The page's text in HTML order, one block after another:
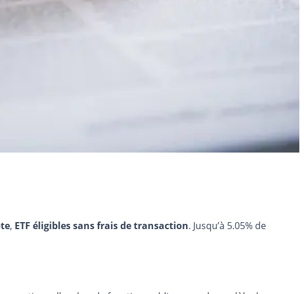
, ETF éligibles sans frais de transaction. Jusqu’à 5.05% de